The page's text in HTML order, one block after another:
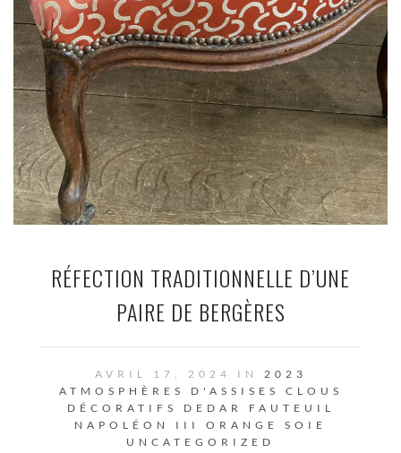
RÉFECTION TRADITIONNELLE D’UNE
PAIRE DE BERGÈRES
AVRIL 17, 2024 IN 2023
ATMOSPHÈRES D'ASSISES
CLOUS
DÉCORATIFS
DEDAR
FAUTEUIL
NAPOLÉON III
ORANGE
SOIE
UNCATEGORIZED